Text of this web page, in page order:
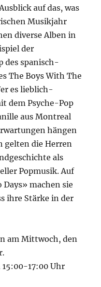
auf das, was
Musikjahr
diverse Alben in
der
des spanisch-
The Boys With The
es lieblich-
dem Psyche-Pop
aus Montreal
hängen
gelten die Herren
als
Popmusik. Auf
machen sie
ihre Stärke in der
am Mittwoch, den
15:00-17:00 Uhr